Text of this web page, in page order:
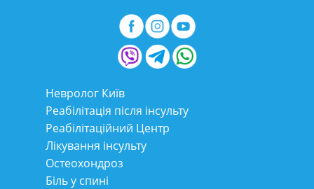
Невролог Київ
Реабілітація після інсульту
Реабілітаційний Центр
Лікування інсульту
Остеохондроз
Біль у спині